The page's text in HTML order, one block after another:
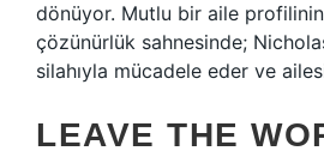
dönüyor. Mutlu bir aile
çözünürlük sahnesinde;
silahıyla mücadele eder ve
LEAVE THE